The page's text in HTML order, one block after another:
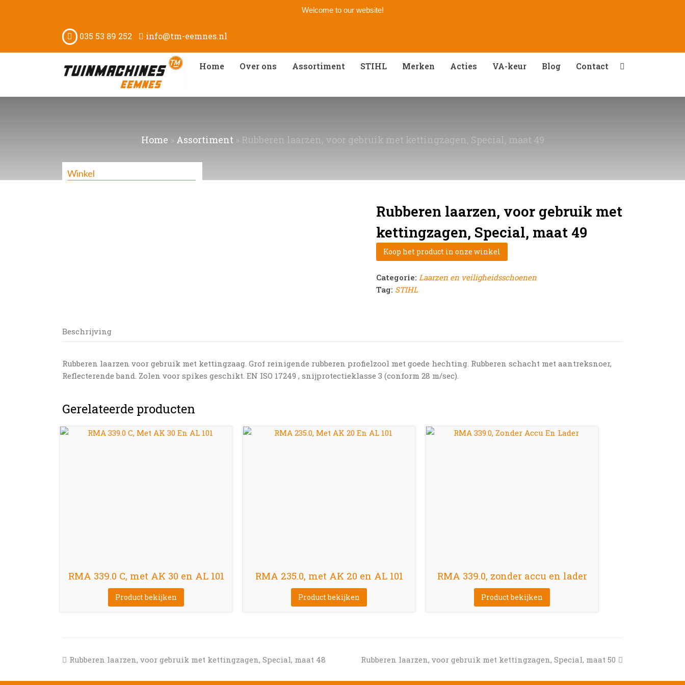
Welcome to our website!
035 53 89 252 info@tm-eemnes.nl
Home Over ons Assortiment STIHL Merken Acties VA-keur Blog Contact
Winkel
Home » Assortiment» Rubberen laarzen, voor gebruik met kettingzagen, Special, maat 49
Rubberen laarzen, voor gebruik met
kettingzagen, Special, maat 49
Koop het product in onze winkel
Categorie: Laarzen en veiligheidsschoenen
Tag: STIHL
Beschrijving
Rubberen laarzen voor gebruik met kettingzaag. Grof reinigende rubberen profielzool met goede hechting. Rubberen schacht met aantreksnoer,
Reflecterende band. Zolen voor spikes geschikt. EN ISO 17249 , snijprotectieklasse 3 (conform 28 m/sec).
Gerelateerde producten
RMA 339.0 C, met AK 30 en AL 101
Product bekijken
RMA 235.0, met AK 20 en AL 101
Product bekijken
RMA 339.0, zonder accu en lader
Product bekijken
previous
Rubberen laarzen, voor gebruik met kettingzagen, Special, maat 48
next
Rubberen laarzen, voor gebruik met kettingzagen, Special, maat 50